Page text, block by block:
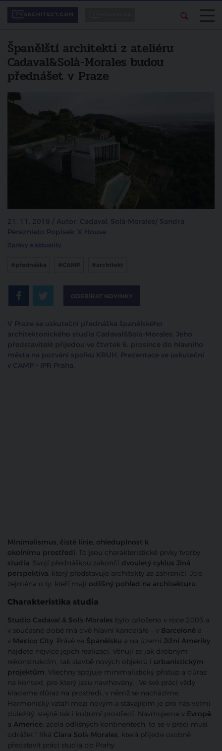
Španělští architekti z ateliéru
Cadaval&Solà-Morales budou
přednášet v Praze
21. 11. 2018 / Autor: Cadaval, Solá-Morales/ Sandra
Pereznieto Popisek: X House
Zprávy a aktuality
#přednáška #CAMP #architekt
ODEBÍRAT NOVINKY
V Praze se uskuteční přednáška španělského
architektonického studia Cadaval&Solà-Morales. Jeho
představitelé přijedou ve čtvrtek 6. prosince do hlavního
města na pozvání spolku KRUH. Prezentace se uskuteční
v CAMP - IPR Praha.
Minimalismus, čisté linie, ohleduplnost k
okolnímu prostředí. To jsou charakteristické prvky tvorby
studia. Svojí přednáškou zakončí dvouletý cyklus Jiná
perspektiva, který představuje architekty ze zahraničí. Jde
zejména o ty, kteří mají odlišný pohled na architekturu.
Charakteristika studia
Studio Cadaval & Solà-Morales bylo založeno v roce 2003 a
v současné době má dvě hlavní kanceláře – v Barceloně a
v Mexico City. Právě ve Španělsku a na území Jižní Ameriky
najdete nejvíce jejich realizací. Věnují se jak drobným
rekonstrukcím, tak stavbě nových objektů i urbanistickým
projektům. Všechny spojuje minimalistický přístup a důraz
na kontext, pro který jsou navrhovány. „Ve své práci vždy
klademe důraz na prostředí, v němž se nacházíme.
Harmonický vztah mezi novým a stávajícím je pro nás velmi
důležitý, stejně tak i kulturní prostředí. Navrhujeme v Evropě
a Americe, zcela odlišných kontinentech, to se v práci musí
odrážet,“ říká Clara Solà-Morales, která přijede osobně
představit práci studia do Prahy.